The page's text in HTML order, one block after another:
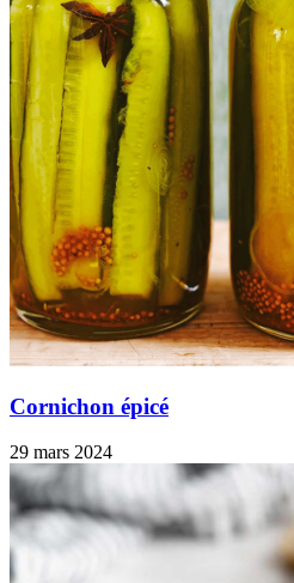
Cornichon épicé
29 mars 2024